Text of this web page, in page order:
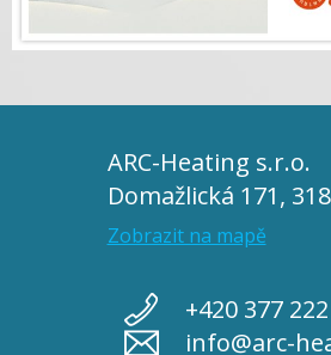
ARC-Heating s.r.o.
Domažlická 171,
Zobrazit na mapě
+420 377
info@arc-